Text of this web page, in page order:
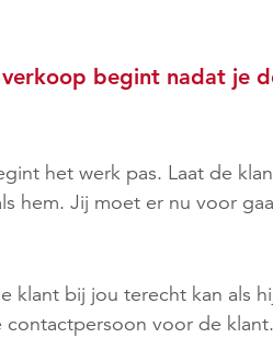
verkoop begint nadat je
het werk pas. Laat de
hem. Jij moet er nu voor
klant bij jou terecht kan als
voor de